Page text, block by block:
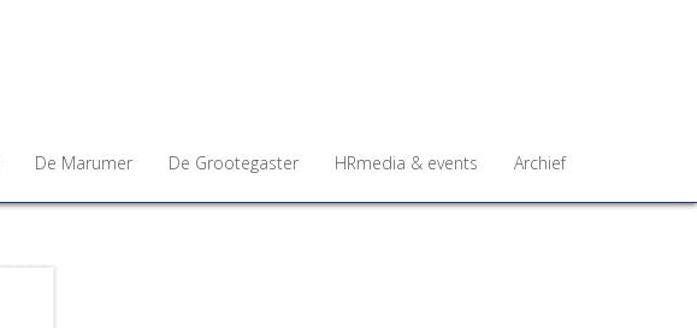
De Marumer De Grootegaster HRmedia & events Archief